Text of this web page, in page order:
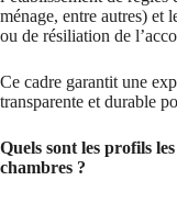
ménage, entre autres) et
ou de résiliation de
Ce cadre garantit une
transparente et durable
Quels sont les profils
chambres ?